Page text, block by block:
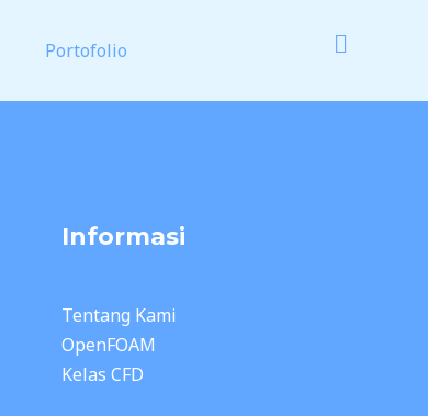
Portofolio
Informasi
Tentang Kami
OpenFOAM
Kelas CFD